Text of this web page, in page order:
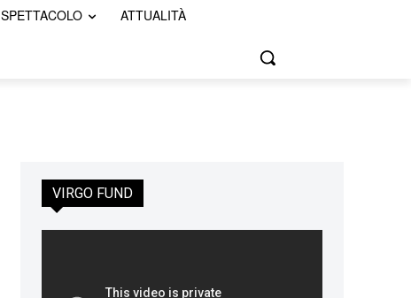
SPETTACOLO ATTUALITÀ
VIRGO FUND